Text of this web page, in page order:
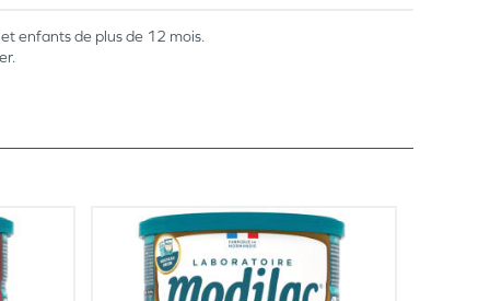
enfants de plus de 12 mois.